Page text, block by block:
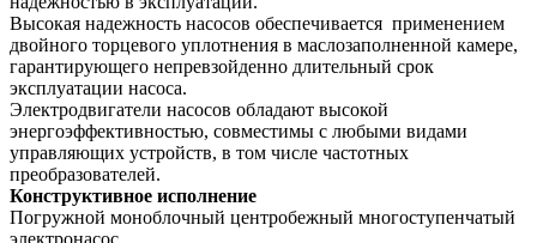
Высокая надежность насосов обеспечивается применением
двойного торцевого уплотнения в маслозаполненной камере,
гарантирующего непревзойденно длительный срок
эксплуатации насоса.
Электродвигатели насосов обладают высокой
энергоэффективностью, совместимы с любыми видами
управляющих устройств, в том числе частотных
преобразователей.
Конструктивное исполнение
Погружной моноблочный центробежный многоступенчатый
электронасос